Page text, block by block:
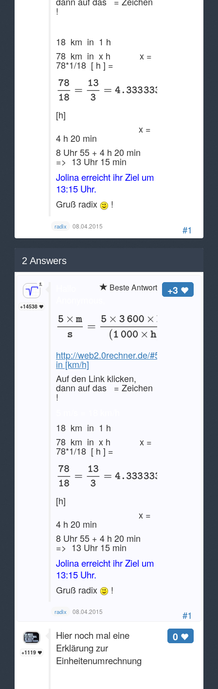
#1
!
18 km in 1 h
78 km in x h x =
78*1/18 [ h ] =
[h]
x =
4 h 20 min
8 Uhr 55 + 4 h 20 min
=> 13 Uhr 15 min
Jolina erreicht ihr Ziel um
13:15 Uhr.
Gruß radix
!
radix 08.04.2015
2 Answers
#1
+14538
+3
Beste Antwort
http://web2.0rechner.de/#5[m/s]
in [km/h]
Auf den Link klicken,
dann auf das = Zeichen
!
18 km in 1 h
78 km in x h x =
78*1/18 [ h ] =
[h]
x =
4 h 20 min
8 Uhr 55 + 4 h 20 min
=> 13 Uhr 15 min
Jolina erreicht ihr Ziel um
13:15 Uhr.
Gruß radix
!
radix 08.04.2015
+1119
0
Hier noch mal eine
Erklärung zur
Einheitenumrechnung